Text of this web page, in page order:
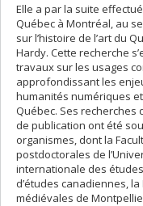
Elle a par la suite
Québec à Montréal, au
sur l’histoire de l’art du
Hardy. Cette recherche
travaux sur les usages
approfondissant les
humanités numériques
Québec. Ses
de publication ont été
organismes, dont la
postdoctorales de
internationale des
d’études canadiennes,
médiévales de